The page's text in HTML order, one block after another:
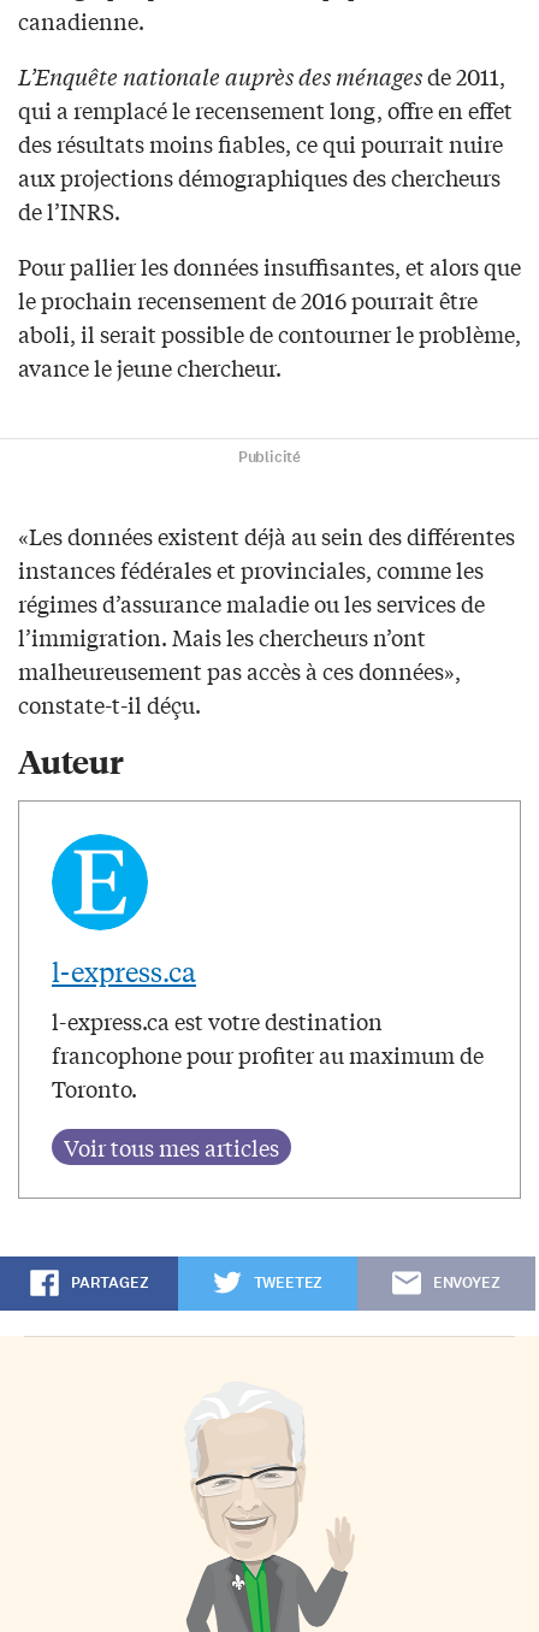
canadienne.
L’Enquête nationale auprès des ménagesde 2011,
qui a remplacé le recensement long, offre en effet
des résultats moins fiables, ce qui pourrait nuire
aux projections démographiques des chercheurs
de l’INRS.
Pour pallier les données insuffisantes, et alors que
le prochain recensement de 2016 pourrait être
aboli, il serait possible de contourner le problème,
avance le jeune chercheur.
Publicité
«Les données existent déjà au sein des différentes
instances fédérales et provinciales, comme les
régimes d’assurance maladie ou les services de
l’immigration. Mais les chercheurs n’ont
malheureusement pas accès à ces données»,
constate-t-il déçu.
Auteur
l-express.ca
l-express.ca est votre destination
francophone pour profiter au maximum de
Toronto.
PARTAGEZ TWEETEZ ENVOYEZ